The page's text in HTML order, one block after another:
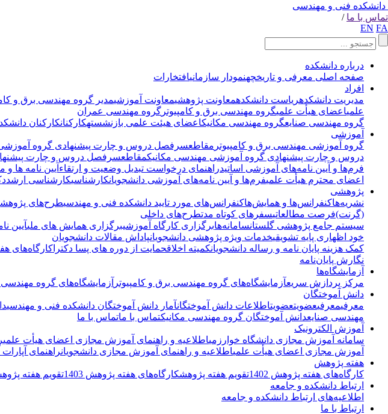
دانشکده فنی و مهندسی
تماس با ما /
EN FA
درباره دانشکده
صفحه اصلی معرفی و تاریخچهنمودار سازمانیافتخارات
افراد
مدیریت دانشکدهریاست دانشکدهمعاونت پژوهشیمعاونت آموزشیمدیر گروه مهندسی برق و
علمیاعضای هیأت علمیگروه مهندسی برق و کامپیوتر گروه مهندسی عمران
گروه مهندسی صنایعگروه مهندسی مکانیکاعضای هیئت علمی بازنشستهکارکنانکارکنان
آموزشی
گروه آموزشی مهندسی برق و کامپیوتر مقاطعسرفصل دروس و چارت پیشنهادی گروه
دروس و چارت پیشنهادی گروه آموزشی مهندسی مکانیکمقاطعسرفصل دروس و چارت
فرم‌ها و آیین نامه‌های آموزشی اساتیدراهنمای درخواست تبدیل وضعیت و ارتقاء آیین نامه ها و
اعضای محترم هیأت علمیفرم‌ها و آیین نامه‌های آموزشی دانشجویانکارشناسیکارشناسی ارشد
پژوهشی
نشریه‌هاکنفرانس‌ها و همایش‌هاکنفرانس‌های مورد تایید دانشکده فنی و مهندسیطرح‌های
(گرنت)فرصت مطالعاتیسفرهای کوتاه مدتطرح‌های داخلی
سیستم جامع پژوهشی گلستانسامانه‌هابرگزاری کارگاه آموزشیبرگزاری همایش های ملیآیین
خود اظهاری پایه تشویقیخدمات ویژه پژوهشی دانشجویانپاداش مقالات دانشجویان
کمک هزینه پایان نامه و رساله دانشجویانکمیته اخلاقحمایت از دوره های پسا دکترا کارگاه‌های
نگارش پایان‌نامه
آزمایشگاه‌ها
مرکز پردازش سریعآزمایشگاه‌های گروه مهندسی برق و کامپیوتر آزمایشگاه‌های گروه مهندسی
دانش آموختگان
معرفیمعرفیعضویتعضویتاطلاعات دانش آموختگانآمار دانش آموختگان دانشکده فنی و مهندسی
مهندسی صنایعدانش آموختگان گروه مهندسی مکانیکتماس با ماتماس با ما
آموزش الکترونیک
سامانه آموزش مجازی دانشگاه خوارزمیاطلاعیه و راهنمای آموزش مجازی اعضای هیأت علمی
آموزش مجازی اعضای هیأت علمیاطلاعیه و راهنمای آموزش مجازی دانشجویانراهنمای
هفته پژوهش
کارگاه‌های هفته پژوهش 1402
تقویم هفته پژوهشکارگاه‌های هفته پژوهش 1403 تقویم هفته پژوهش
ارتباط دانشکده و جامعه
اطلاعیه‌های ارتباط دانشکده و جامعه
ارتباط با ما